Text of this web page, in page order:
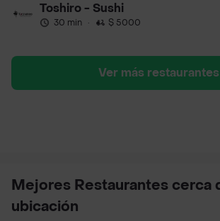
Toshiro - Sushi
30 min · $ 5000
Ver más restaurantes
Mejores Restaurantes cerca
ubicación